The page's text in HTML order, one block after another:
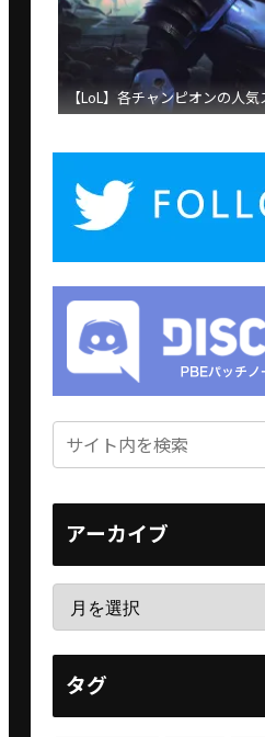
【LoL】各チャンピオンの人
アーカイブ
タグ